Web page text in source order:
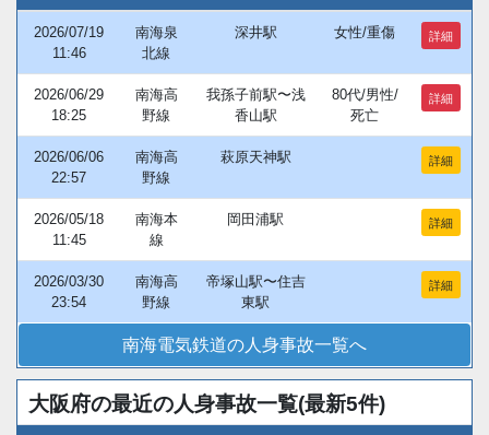
2026/07/19
11:46
南海泉
北線
深井駅 女性/重傷 詳細
2026/06/29
18:25
南海高
野線
我孫子前駅〜浅
香山駅
80代/男性/
死亡
詳細
2026/06/06
22:57
南海高
野線
萩原天神駅 詳細
2026/05/18
11:45
南海本
線
岡田浦駅 詳細
2026/03/30
23:54
南海高
野線
帝塚山駅〜住吉
東駅
詳細
南海電気鉄道の人身事故一覧へ
大阪府の最近の人身事故一覧(最新5件)